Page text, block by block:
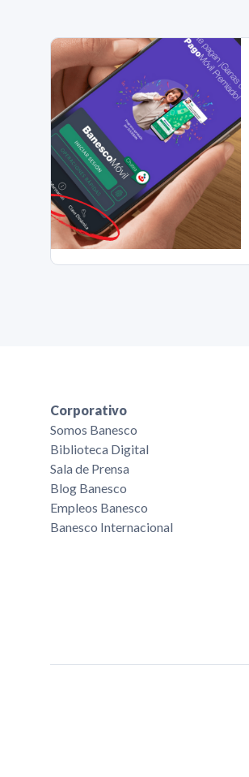
Corporativo
Somos Banesco
Biblioteca Digital
Sala de Prensa
Blog Banesco
Empleos Banesco
Banesco Internacional